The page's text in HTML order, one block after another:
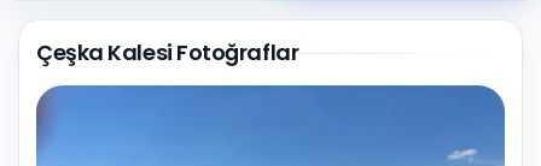
Çeşka Kalesi Fotoğraflar